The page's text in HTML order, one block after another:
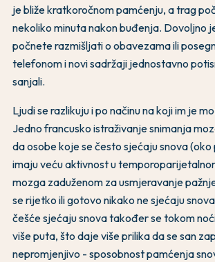
je bliže kratkoročnom pamćenju, a trag
nekoliko minuta nakon buđenja. Dovoljno
počnete razmišljati o obavezama ili
telefonom i novi sadržaji jednostavno
sanjali.
Ljudi se razlikuju i po načinu na koji im je
Jedno francusko istraživanje snimanja
da osobe koje se često sjećaju snova
imaju veću aktivnost u
mozga zaduženom za usmjeravanje
se rijetko ili gotovo nikako ne sjećaju
češće sjećaju snova također se tokom
više puta, što daje više prilika da se san
nepromjenjivo - sposobnost pamćenja